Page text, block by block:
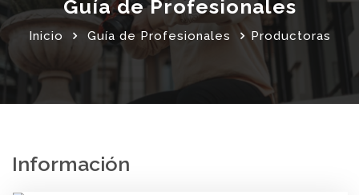
Guía de Profesionales
Inicio Guía de Profesionales Productoras
Información